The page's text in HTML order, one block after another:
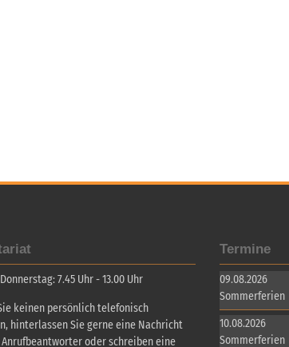
7.45 Uhr - 13.00 Uhr
keinen persönlich telefonisch
hinterlassen Sie gerne eine Nachricht
oder schreiben eine
Termine
09.08.2026
Sommerferien
10.08.2026
Sommerferien